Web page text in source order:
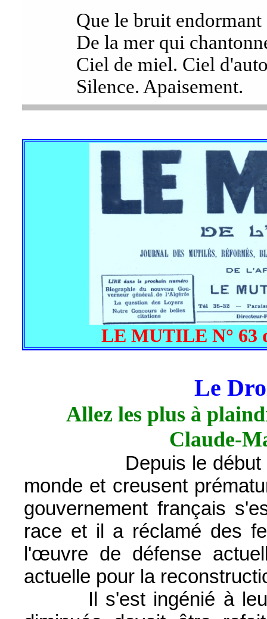
Que le bruit endormant
De la mer qui
Ciel de miel. Ciel
Silence. Apaisement.
LE MUTILE N° 63
Le
Allez les plus à
Claude-
Depuis le début
monde et creusent
gouvernement français
race et il a réclamé des
l'œuvre de défense
actuelle pour la
Il s'est ingénié à leur